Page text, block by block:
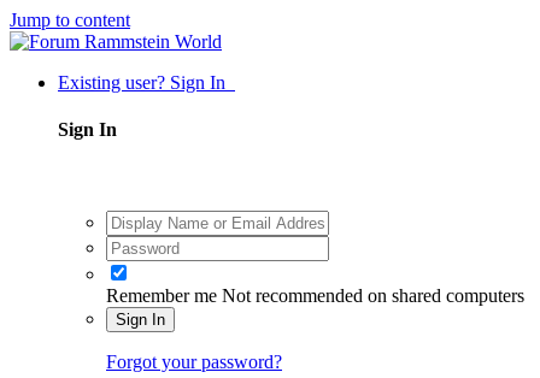
Jump to content
Existing user? Sign In
Sign In
Remember me Not recommended on shared computers
Sign In
Forgot your password?